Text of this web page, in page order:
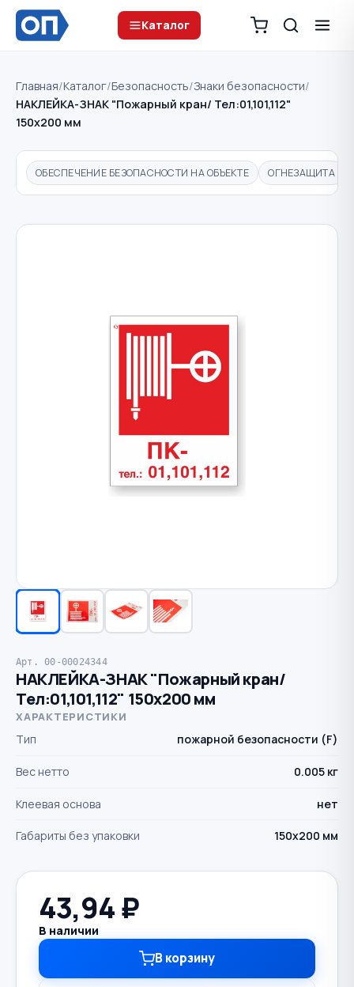
Каталог
Главная/Каталог/Безопасность/Знаки безопасности/
НАКЛЕЙКА-ЗНАК "Пожарный кран/ Тел:01,101,112"
150х200 мм
ОБЕСПЕЧЕНИЕ БЕЗОПАСНОСТИ НА ОБЪЕКТЕ ОГНЕЗАЩИТА
Арт. 00-00024344
НАКЛЕЙКА-ЗНАК "Пожарный кран/
Тел:01,101,112" 150х200 мм
ХАРАКТЕРИСТИКИ
Тип пожарной безопасности (F)
Вес нетто 0.005 кг
Клеевая основа нет
Габариты без упаковки 150х200 мм
43,94₽
В наличии
В корзину